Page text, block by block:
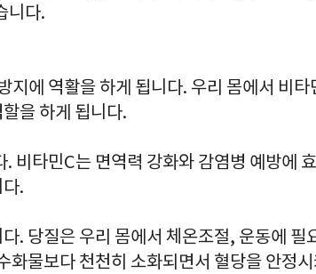
니다.
에 역활을 하게 됩니다. 우리 몸에서 비타
을 하게 됩니다.
비타민C는 면역력 강화와 감염병 예방에
.
. 당질은 우리 몸에서 체온조절, 운동에 필
화물보다 천천히 소화되면서 혈당을 안정